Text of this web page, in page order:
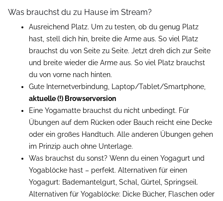
Was brauchst du zu Hause im Stream?
Ausreichend Platz. Um zu testen, ob du genug Platz
hast, stell dich hin, breite die Arme aus. So viel Platz
brauchst du von Seite zu Seite. Jetzt dreh dich zur Seite
und breite wieder die Arme aus. So viel Platz brauchst
du von vorne nach hinten.
Gute Internetverbindung, Laptop/Tablet/Smartphone,
aktuelle (!) Browserversion
Eine Yogamatte brauchst du nicht unbedingt. Für
Übungen auf dem Rücken oder Bauch reicht eine Decke
oder ein großes Handtuch. Alle anderen Übungen gehen
im Prinzip auch ohne Unterlage.
Was brauchst du sonst? Wenn du einen Yogagurt und
Yogablöcke hast – perfekt. Alternativen für einen
Yogagurt: Bademantelgurt, Schal, Gürtel, Springseil.
Alternativen für Yogablöcke: Dicke Bücher, Flaschen oder